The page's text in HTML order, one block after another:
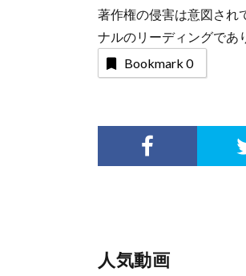
著作権の侵害は意図され
ナルのリーディングであ
Bookmark 0
人気動画